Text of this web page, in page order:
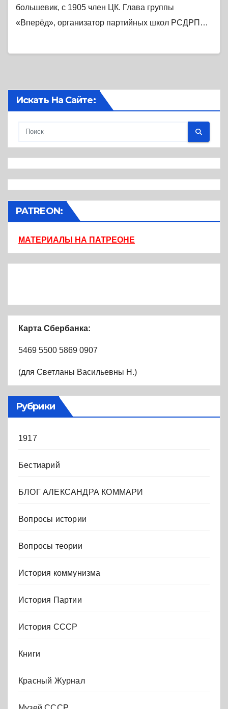
большевик, с 1905 член ЦК. Глава группы
«Вперёд», организатор партийных школ РСДРП…
Искать На Сайте:
PATREON:
МАТЕРИАЛЫ НА ПАТРЕОНЕ
Карта Сбербанка:
5469 5500 5869 0907
(для Светланы Васильевны Н.)
Рубрики
1917
Бестиарий
БЛОГ АЛЕКСАНДРА КОММАРИ
Вопросы истории
Вопросы теории
История коммунизма
История Партии
История СССР
Книги
Красный Журнал